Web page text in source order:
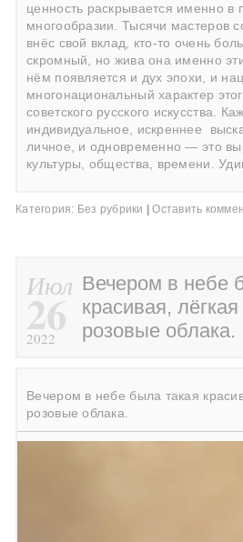
ценность раскрывается именно в
многообразии. Тысячи мастеров
внёс свой вклад, кто-то очень
скромный, но жива она именно
нём появляется и дух эпохи, и
многонациональный характер
советского русского искусства.
индивидуальное, искреннее
личное, и одновременно — это
культуры, общества, времени.
Категория: Без рубрики | Оставить
Июл
26
2022
Вечером в небе
красивая,
розовые облака.
Вечером в небе была такая
розовые облака.